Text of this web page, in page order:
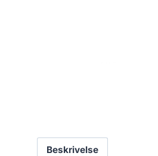
Beskrivelse